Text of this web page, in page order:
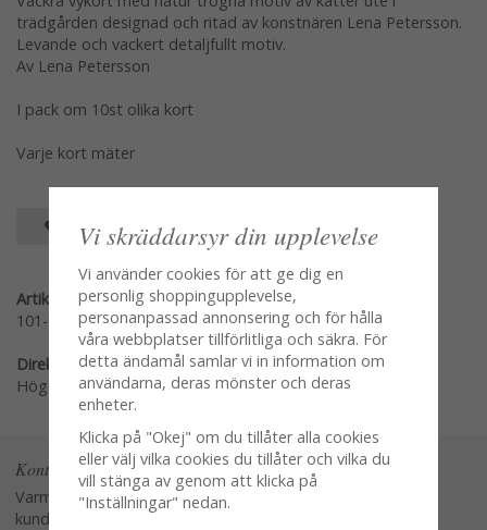
trädgården designad och ritad av konstnären Lena Petersson.
Levande och vackert detaljfullt motiv.
Av Lena Petersson
I pack om 10st olika kort
Varje kort mäter
SPARA SOM FAVORIT
Artikelnummer:
101-09
Direktlänk:
Högerklicka och kopiera adressen
Kontakta oss
Varmt välkommen att kontakta vår
kundtjänst.
Vi skräddarsyr din upplevelse
Vi använder cookies för att ge dig en
personlig shoppingupplevelse,
personanpassad annonsering och för hålla
våra webbplatser tillförlitliga och säkra. För
detta ändamål samlar vi in information om
användarna, deras mönster och deras
enheter.
Klicka på "Okej" om du tillåter alla cookies
eller välj vilka cookies du tillåter och vilka du
vill stänga av genom att klicka på
"Inställningar" nedan.